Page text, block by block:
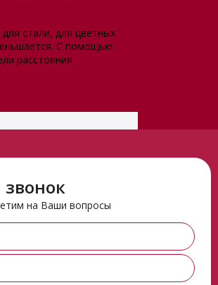
стали, для цветных
С помощью
расстояния
на Ваши вопросы